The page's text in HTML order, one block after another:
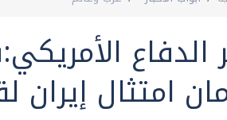
الدفاع
امتثال إيران